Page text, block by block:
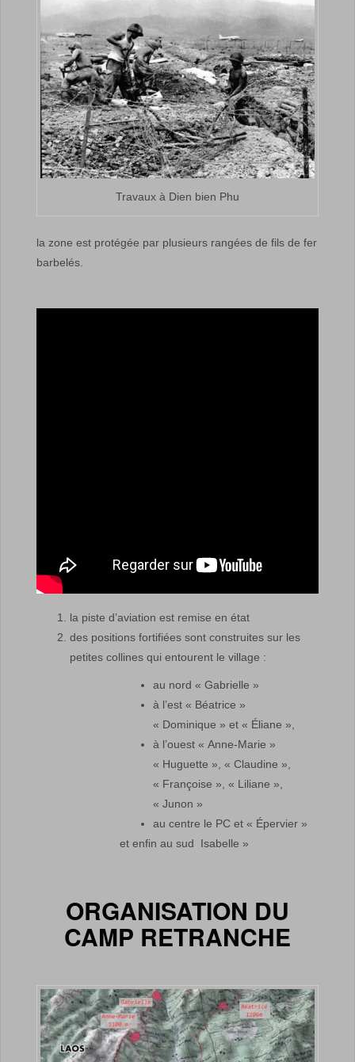
Travaux à Dien bien Phu
la zone est protégée par plusieurs rangées de fils de fer
barbelés.
la piste d’aviation est remise en état
des positions fortifiées sont construites sur les
petites collines qui entourent le village :
au nord « Gabrielle »
à l’est « Béatrice »
« Dominique » et « Éliane »,
à l’ouest « Anne-Marie »
« Huguette », « Claudine »,
« Françoise », « Liliane »,
« Junon »
au centre le PC et « Épervier »
et enfin au sud Isabelle »
ORGANISATION DU
CAMP RETRANCHE